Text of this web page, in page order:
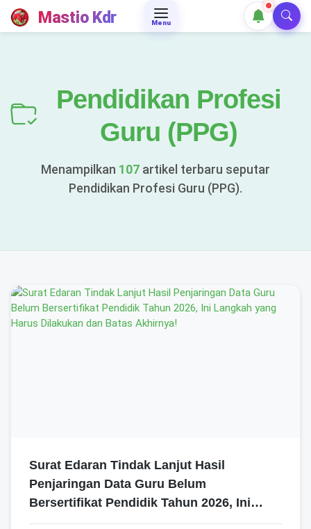
Mastio Kdr Menu
Pendidikan Profesi
Guru (PPG)
Menampilkan 107 artikel terbaru seputar
Pendidikan Profesi Guru (PPG).
Surat Edaran Tindak Lanjut Hasil
Penjaringan Data Guru Belum
Bersertifikat Pendidik Tahun 2026, Ini
Langkah yang Harus Dilakukan dan Batas